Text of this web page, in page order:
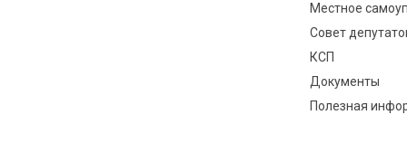
Местное
Совет
КСП
Документы
Полезная